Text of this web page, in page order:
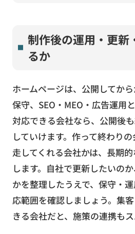
制作後の運用・更新
るか
ホームページは、公開してか
保守、SEO・MEO・広告運用
対応できる会社なら、公開後
していけます。作って終わり
走してくれる会社かは、長期
します。自社で更新したいの
かを整理したうえで、保守・
応範囲を確認しましょう。集
きる会社だと、施策の連携もス